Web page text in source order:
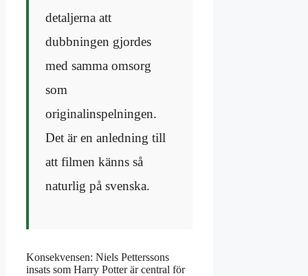
detaljerna att
dubbningen gjordes
med samma omsorg
som
originalinspelningen.
Det är en anledning till
att filmen känns så
naturlig på svenska.
Konsekvensen: Niels Petterssons
insats som Harry Potter är central för